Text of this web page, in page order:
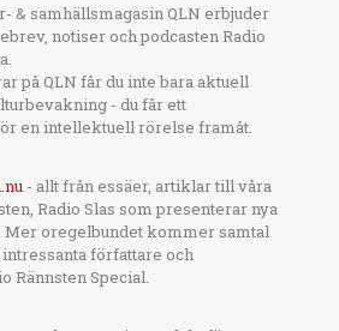
& samhällsmagasin QLN erbjuder
notiser och podcasten Radio
på QLN får du inte bara aktuell
- du får ett
en intellektuell rörelse framåt.
- allt från essäer, artiklar till våra
Radio Slas som presenterar nya
Mer oregelbundet kommer samtal
författare och
Rännsten Special.